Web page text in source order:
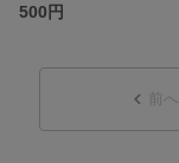
500円
前へ